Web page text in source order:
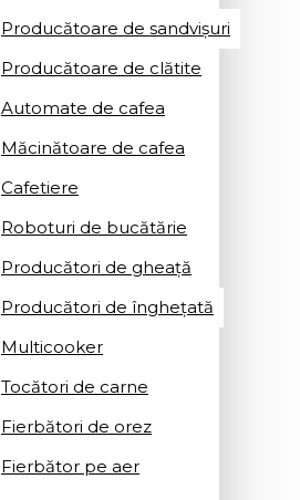
Producătoare de sandvişuri
Producătoare de clătite
Automate de cafea
Măcinătoare de cafea
Cafetiere
Roboturi de bucătărie
Producători de gheață
Producători de înghețată
Multicooker
Tocători de carne
Fierbători de orez
Fierbător pe aer